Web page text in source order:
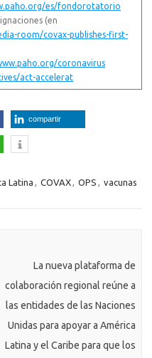
es/fondorotatorio
(en
room/covax-publishes-first-
coronavirus
act-accelerat
compartir
Latina COVAX OPS vacunas
La nueva plataforma de
colaboración regional reúne a
las entidades de las Naciones
Unidas para apoyar a América
Latina y el Caribe para que los